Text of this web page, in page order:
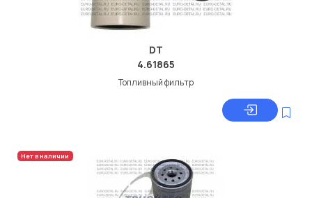
DT
4.61865
Топливный фильтр
Нет в наличии